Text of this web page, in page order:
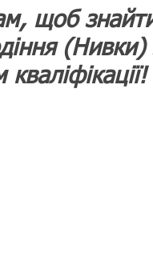
щоб
(Нивки)